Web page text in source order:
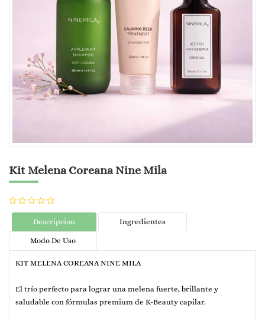
Kit Melena Coreana Nine Mila
Descripcion Ingredientes
Modo De Uso
KIT MELENA COREANA NINE MILA
El trío perfecto para lograr una melena fuerte, brillante y
saludable con fórmulas premium de K-Beauty capilar.